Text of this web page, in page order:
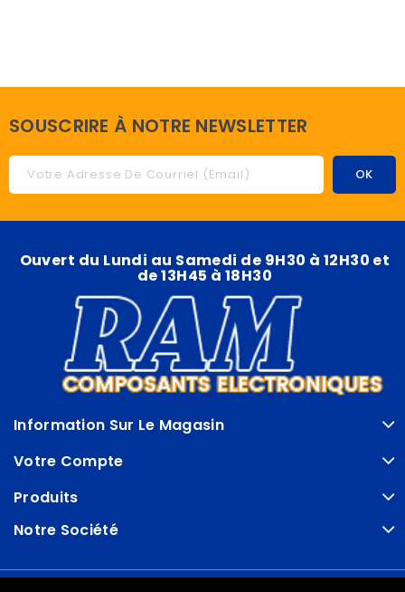
SOUSCRIRE À NOTRE NEWSLETTER
Ouvert du Lundi au Samedi de 9H30 à 12H30 et
de 13H45 à 18H30
Information Sur Le Magasin
Votre Compte
Produits
Notre Société